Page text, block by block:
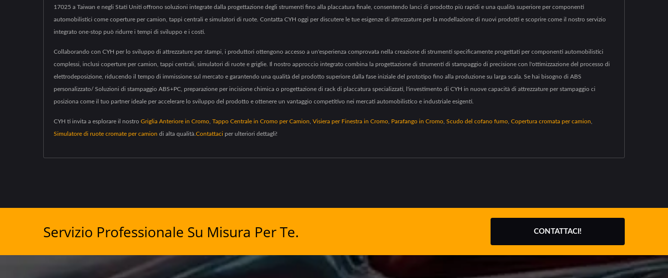
17025 a Taiwan e negli Stati Uniti offrono soluzioni integrate dalla progettazione degli strumenti fino alla placcatura finale, consentendo lanci di prodotto più rapidi e una qualità superiore per componenti
automobilistici come coperture per camion, tappi centrali e simulatori di ruote. Contatta CYH oggi per discutere le tue esigenze di attrezzature per la modellazione di nuovi prodotti e scoprire come il nostro servizio
integrato one-stop può ridurre i tempi di sviluppo e i costi.
Collaborando con CYH per lo sviluppo di attrezzature per stampi, i produttori ottengono accesso a un'esperienza comprovata nella creazione di strumenti specificamente progettati per componenti automobilistici
complessi, inclusi coperture per camion, tappi centrali, simulatori di ruote e griglie. Il nostro approccio integrato combina la progettazione di strumenti di stampaggio di precisione con l'ottimizzazione del processo di
elettrodeposizione, riducendo il tempo di immissione sul mercato e garantendo una qualità del prodotto superiore dalla fase iniziale del prototipo fino alla produzione su larga scala. Se hai bisogno di ABS
personalizzato/ Soluzioni di stampaggio ABS+PC, preparazione per incisione chimica o progettazione di rack di placcatura specializzati, l'investimento di CYH in nuove capacità di attrezzature per stampaggio ci
posiziona come il tuo partner ideale per accelerare lo sviluppo del prodotto e ottenere un vantaggio competitivo nei mercati automobilistico e industriale esigenti.
CYH ti invita a esplorare il nostro Griglia Anteriore in Cromo Tappo Centrale in Cromo per Camion Visiera per Finestra in Cromo Parafango in Cromo Scudo del cofano fumo Copertura cromata per camion
Simulatore di ruote cromate per camion di alta qualità. Contattaci per ulteriori dettagli!
Servizio Professionale Su Misura Per Te. CONTATTACI!